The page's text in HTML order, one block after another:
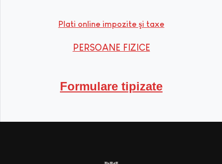
Plati online impozite şi taxe
PERSOANE FIZICE
Formulare tipizate